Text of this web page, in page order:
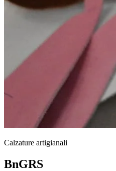
Calzature artigianali
BnGRS